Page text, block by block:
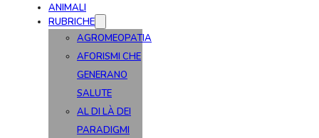
ANIMALI
RUBRICHE
AGROMEOPATIA
AFORISMI CHE
GENERANO
SALUTE
AL DI LÀ DEI
PARADIGMI